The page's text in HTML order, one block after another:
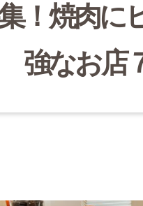
！焼肉
強なお店